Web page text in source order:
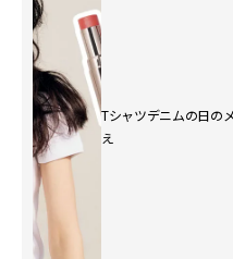
Tシャツデニムの日の
え